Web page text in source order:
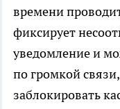
времени
фиксирует
уведомление и
по громкой
заблокировать